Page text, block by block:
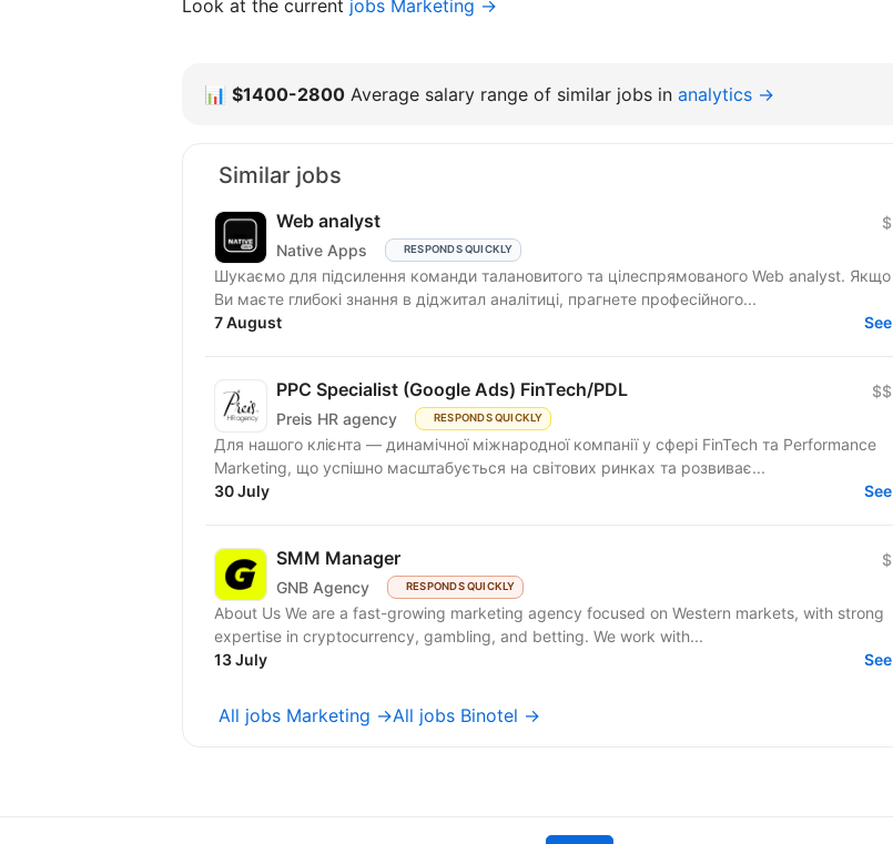
Look at the current jobs Marketing →
📊 $1400-2800 Average salary range of similar jobs in analytics →
Similar jobs
Web analyst
Native Apps RESPONDS QUICKLY
$
Шукаємо для підсилення команди талановитого та цілеспрямованого Web analyst. Якщо
Ви маєте глибокі знання в діджитал аналітиці, прагнете професійного...
7 August
See
PPC Specialist (Google Ads) FinTech/PDL
Preis HR agency RESPONDS QUICKLY
$$
Для нашого клієнта — динамічної міжнародної компанії у сфері FinTech та Performance
Marketing, що успішно масштабується на світових ринках та розвиває...
30 July
See
SMM Manager
GNB Agency RESPONDS QUICKLY
$
About Us We are a fast-growing marketing agency focused on Western markets, with strong
expertise in cryptocurrency, gambling, and betting. We work with...
13 July
See
All jobs Marketing →All jobs Binotel →